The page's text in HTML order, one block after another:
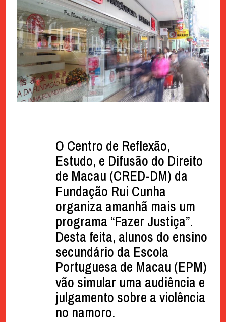
O Centro de Reflexão,
Estudo, e Difusão do Direito
de Macau (CRED-DM) da
Fundação Rui Cunha
organiza amanhã mais um
programa “Fazer Justiça”.
Desta feita, alunos do ensino
secundário da Escola
Portuguesa de Macau (EPM)
vão simular uma audiência e
julgamento sobre a violência
no namoro.